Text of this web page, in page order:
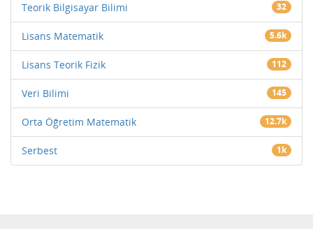
Teorik Bilgisayar Bilimi 32
Lisans Matematik 5.6k
Lisans Teorik Fizik 112
Veri Bilimi 145
Orta Öğretim Matematik 12.7k
Serbest 1k